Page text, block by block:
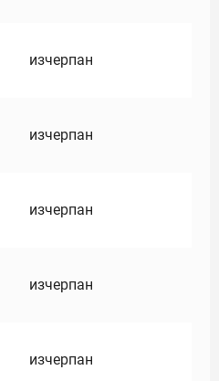
изчерпан
изчерпан
изчерпан
изчерпан
изчерпан